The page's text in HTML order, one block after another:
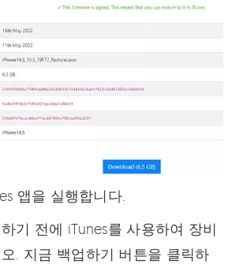
앱을 실행합니다.
기 전에 iTunes를 사용하여 장비
. 지금 백업하기 버튼을 클릭하